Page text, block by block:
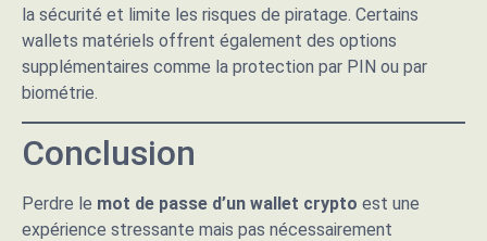
la sécurité et limite les risques de piratage. Certains
wallets matériels offrent également des options
supplémentaires comme la protection par PIN ou par
biométrie.
Conclusion
Perdre le mot de passe d’un wallet crypto est une
expérience stressante mais pas nécessairement